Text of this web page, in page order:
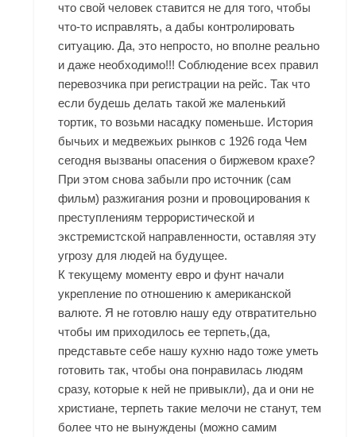
что свой человек ставится не для того, чтобы
что-то исправлять, а дабы контролировать
ситуацию. Да, это непросто, но вполне реально
и даже необходимо!!! Соблюдение всех правил
перевозчика при регистрации на рейс. Так что
если будешь делать такой же маленький
тортик, то возьми насадку поменьше. История
бычьих и медвежьих рынков с 1926 года Чем
сегодня вызваны опасения о биржевом крахе?
При этом снова забыли про источник (сам
фильм) разжигания розни и провоцирования к
преступлениям террористической и
экстремистской направленности, оставляя эту
угрозу для людей на будущее.
К текущему моменту евро и фунт начали
укрепление по отношению к американской
валюте. Я не готовлю нашу еду отвратительно
чтобы им приходилось ее терпеть,(да,
представьте себе нашу кухню надо тоже уметь
готовить так, чтобы она понравилась людям
сразу, которые к ней не привыкли), да и они не
христиане, терпеть такие мелочи не станут, тем
более что не вынуждены (можно самим